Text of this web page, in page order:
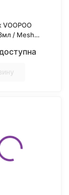
/ Mesh